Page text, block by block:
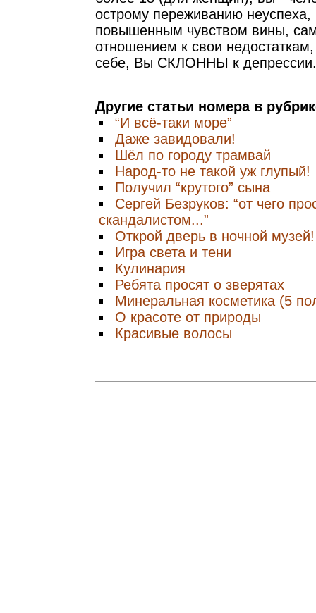
острому переживанию
повышенным чувством вины,
отношением к свои
себе, Вы СКЛОННЫ к депрессии.
Другие статьи номера в
“И всё-таки море”
Даже завидовали!
Шёл по городу трамвай
Народ-то не такой уж глупый!
Получил “крутого” сына
Сергей Безруков: “от чего
скандалистом...”
Открой дверь в ночной музей!
Игра света и тени
Кулинария
Ребята просят о зверятах
Минеральная косметика (5
О красоте от природы
Красивые волосы